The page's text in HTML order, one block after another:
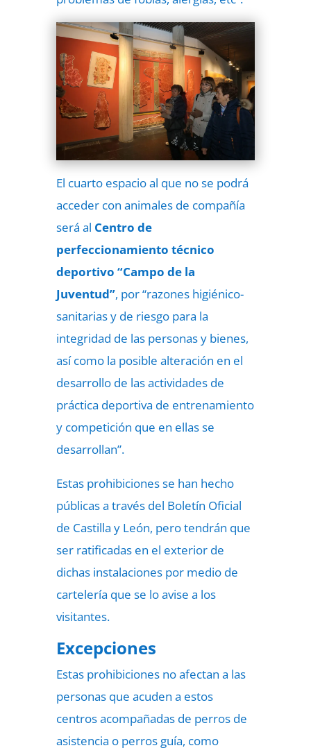
El cuarto espacio al que no se podrá
acceder con animales de compañía
será al Centro de
perfeccionamiento técnico
deportivo “Campo de la
Juventud”, por “razones higiénico-
sanitarias y de riesgo para la
integridad de las personas y bienes,
así como la posible alteración en el
desarrollo de las actividades de
práctica deportiva de entrenamiento
y competición que en ellas se
desarrollan”.
Estas prohibiciones se han hecho
públicas a través del Boletín Oficial
de Castilla y León, pero tendrán que
ser ratificadas en el exterior de
dichas instalaciones por medio de
cartelería que se lo avise a los
visitantes.
Excepciones
Estas prohibiciones no afectan a las
personas que acuden a estos
centros acompañadas de perros de
asistencia o perros guía, como